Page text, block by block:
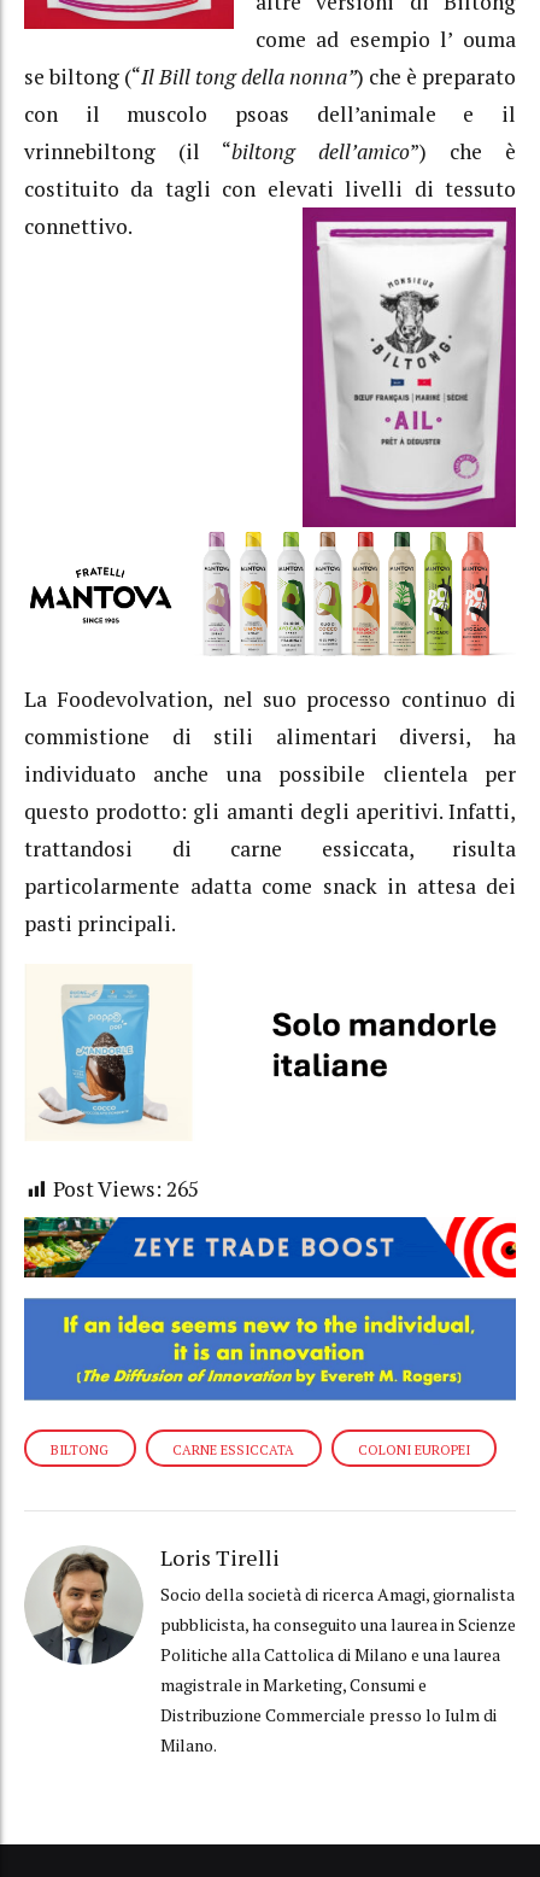
come ad esempio l’ ouma
se biltong (“Il Bill tong della nonna”) che è preparato
con il muscolo psoas dell’animale e il
vrinnebiltong (il “biltong dell’amico”) che è
costituito da tagli con elevati livelli di tessuto
connettivo.
La Foodevolvation, nel suo processo continuo di
commistione di stili alimentari diversi, ha
individuato anche una possibile clientela per
questo prodotto: gli amanti degli aperitivi. Infatti,
trattandosi di carne essiccata, risulta
particolarmente adatta come snack in attesa dei
pasti principali.
Post Views: 265
BILTONG CARNE ESSICCATA COLONI EUROPEI
Loris Tirelli
Socio della società di ricerca Amagi, giornalista
pubblicista, ha conseguito una laurea in Scienze
Politiche alla Cattolica di Milano e una laurea
magistrale in Marketing, Consumi e
Distribuzione Commerciale presso lo Iulm di
Milano.